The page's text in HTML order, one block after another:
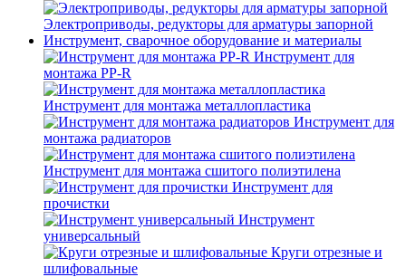
Электроприводы, редукторы для арматуры запорной
Инструмент, сварочное оборудование и материалы
Инструмент для
монтажа PP-R
Инструмент для монтажа металлопластика
Инструмент для
монтажа радиаторов
Инструмент для монтажа сшитого полиэтилена
Инструмент для
прочистки
Инструмент
универсальный
Круги отрезные и
шлифовальные